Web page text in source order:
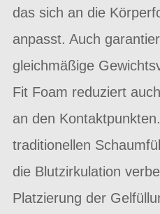
das sich an die
anpasst. Auch
gleichmäßige
Fit Foam reduziert
an den
traditionellen
die Blutzirkulation
Platzierung der